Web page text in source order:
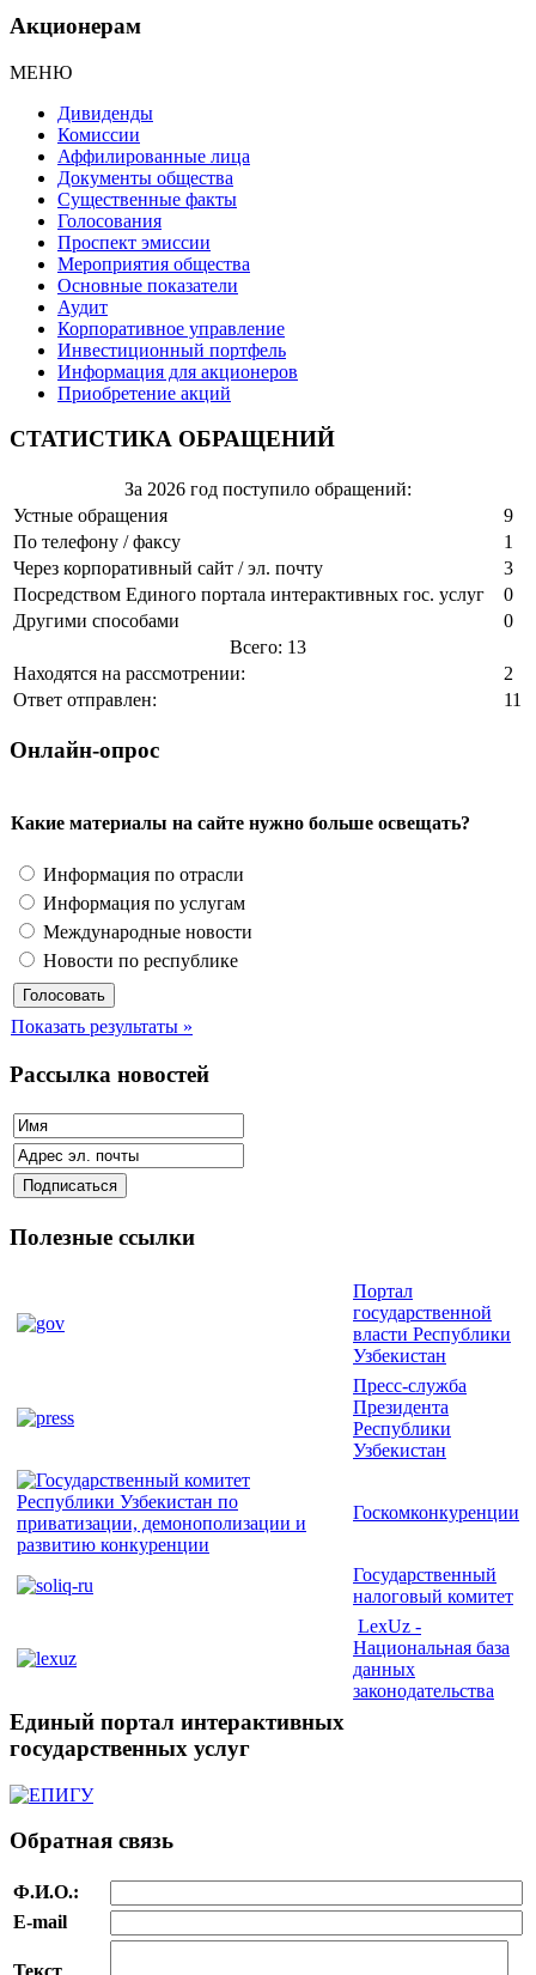
Акционерам
МЕНЮ
Дивиденды
Комиссии
Аффилированные лица
Документы общества
Существенные факты
Голосования
Проспект эмиссии
Мероприятия общества
Основные показатели
Аудит
Корпоративное управление
Инвестиционный портфель
Информация для акционеров
Приобретение акций
СТАТИСТИКА ОБРАЩЕНИЙ
За 2026 год поступило обращений:
Устные обращения
9
По телефону / факсу
1
Через корпоративный сайт / эл. почту
3
Посредством Единого портала интерактивных гос. услуг
0
Другими способами
0
Всего: 13
Находятся на рассмотрении:
2
Ответ отправлен:
11
Онлайн-опрос
Какие материалы на сайте нужно больше освещать?
Информация по отрасли
Информация по услугам
Международные новости
Новости по республике
Показать результаты »
Рассылка новостей
Полезные ссылки
Портал
государственной
власти Республики
Узбекистан
Пресс-служба
Президента
Республики
Узбекистан
Госкомконкуренции
Государственный
налоговый комитет
LexUz -
Национальная база
данных
законодательства
Единый портал интерактивных
государственных услуг
Обратная связь
Ф.И.О.:
E-mail
Текст